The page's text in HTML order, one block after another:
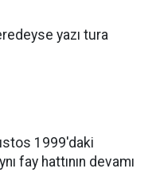
yazı tura
1999'daki
fay hattının devamı